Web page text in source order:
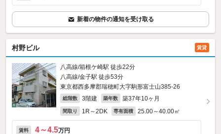
新着の物件の通知を受け取る
村野ビル 賃貸
八高線/箱根ケ崎駅 徒歩22分
八高線/金子駅 徒歩53分
東京都西多摩郡瑞穂町大字駒形富士山385‐26
総階数 3階建 築年数 築37年10ヶ月
間取り 1R～2DK 専有面積 25.00～40.00㎡
賃料 4～4.5万円